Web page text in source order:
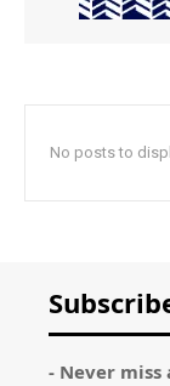
No posts to
- Never